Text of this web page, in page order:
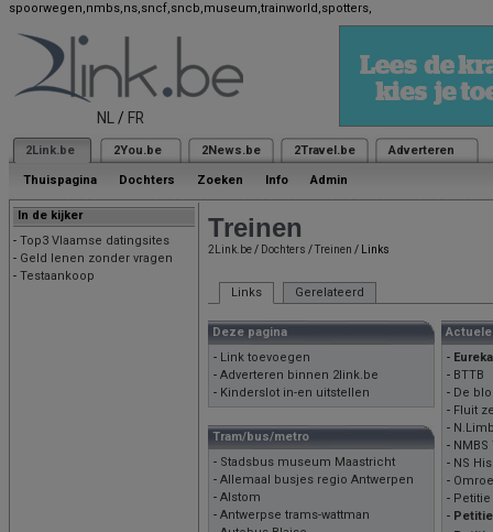
spoorwegen,nmbs,ns,sncf,sncb,museum,trainworld,spotters,
NL / FR
2Link.be 2You.be 2News.be 2Travel.be Adverteren
Thuispagina Dochters Zoeken Info Admin
In de kijker
- Top3 Vlaamse datingsites
- Geld lenen zonder vragen
- Testaankoop
Treinen
2Link.be/ Dochters /Treinen / Links
Links Gerelateerd
Deze pagina
- Link toevoegen
- Adverteren binnen 2link.be
- Kinderslot in-en uitstellen
Tram/bus/metro
- Stadsbus museum Maastricht
- Allemaal busjes regio Antwerpen
- Alstom
- Antwerpse trams-wattman
-
- BTTB
- De
- Fluit
-
-
- NS
-
-
-